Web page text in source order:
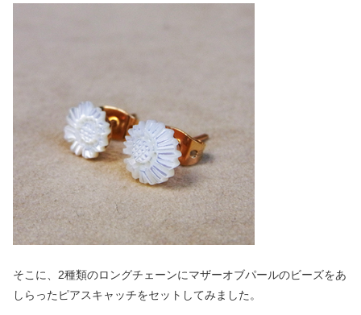
そこに、2種類のロングチェーンにマザーオブパールのビーズをあ
しらったピアスキャッチをセットしてみました。